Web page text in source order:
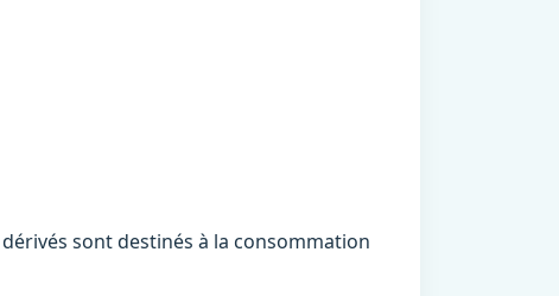
sont destinés à la consommation